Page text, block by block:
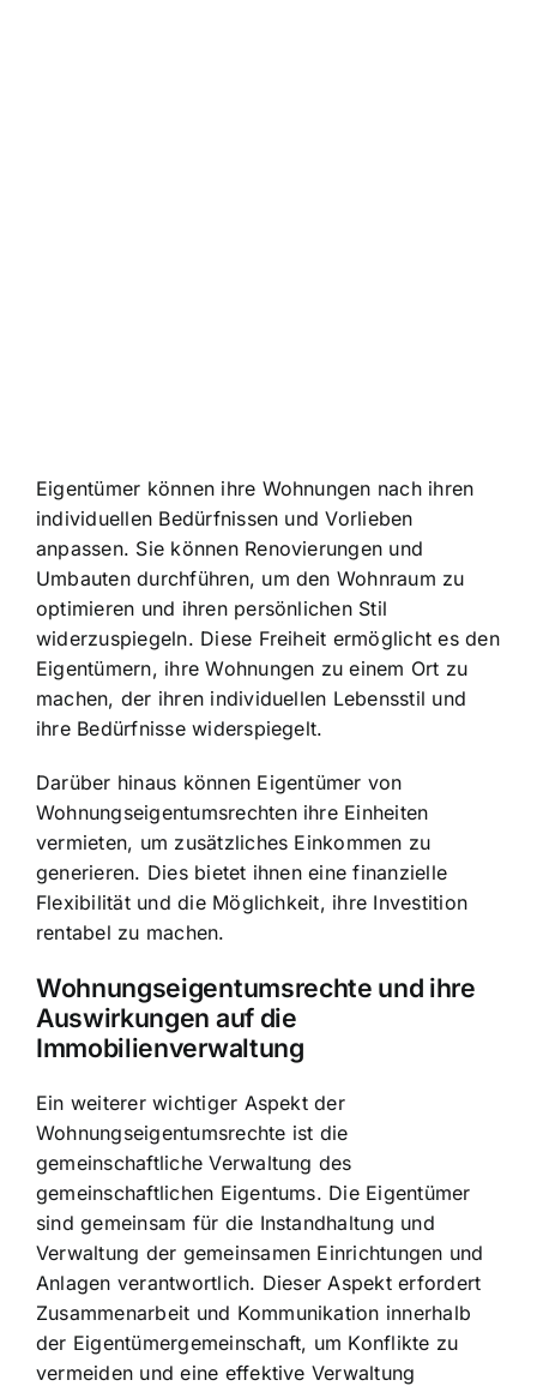
Eigentümer können ihre Wohnungen nach ihren
individuellen Bedürfnissen und Vorlieben
anpassen. Sie können Renovierungen und
Umbauten durchführen, um den Wohnraum zu
optimieren und ihren persönlichen Stil
widerzuspiegeln. Diese Freiheit ermöglicht es den
Eigentümern, ihre Wohnungen zu einem Ort zu
machen, der ihren individuellen Lebensstil und
ihre Bedürfnisse widerspiegelt.
Darüber hinaus können Eigentümer von
Wohnungseigentumsrechten ihre Einheiten
vermieten, um zusätzliches Einkommen zu
generieren. Dies bietet ihnen eine finanzielle
Flexibilität und die Möglichkeit, ihre Investition
rentabel zu machen.
Wohnungseigentumsrechte und ihre
Auswirkungen auf die
Immobilienverwaltung
Ein weiterer wichtiger Aspekt der
Wohnungseigentumsrechte ist die
gemeinschaftliche Verwaltung des
gemeinschaftlichen Eigentums. Die Eigentümer
sind gemeinsam für die Instandhaltung und
Verwaltung der gemeinsamen Einrichtungen und
Anlagen verantwortlich. Dieser Aspekt erfordert
Zusammenarbeit und Kommunikation innerhalb
der Eigentümergemeinschaft, um Konflikte zu
vermeiden und eine effektive Verwaltung